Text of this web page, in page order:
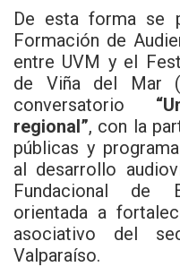
De esta forma se
Formación de
entre UVM y el
de Viña del Mar
conversatorio
regional”, con la
públicas y
al desarrollo
Fundacional de
orientada a
asociativo del
Valparaíso.